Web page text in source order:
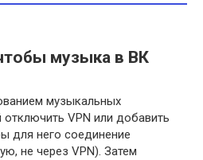
музыка в ВК
музыкальных
VPN или добавить
для него соединение
не через VPN). Затем